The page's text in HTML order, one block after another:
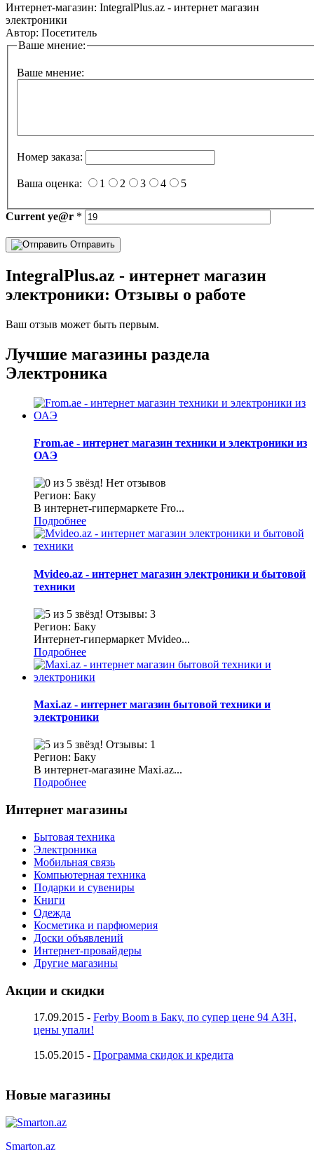
Интернет-магазин: IntegralPlus.az - интернет магазин
электроники
Автор: Посетитель
Ваше мнение:
Ваше мнение:
Номер заказа:
Ваша оценка: 1 2 3 4 5
Current ye@r *
Отправить
IntegralPlus.az - интернет магазин
электроники: Отзывы о работе
Ваш отзыв может быть первым.
Лучшие магазины раздела
Электроника
From.ae - интернет магазин техники и электроники из
ОАЭ
Нет отзывов
Регион: Баку
В интернет-гипермаркете Fro...
Подробнее
Mvideo.az - интернет магазин электроники и бытовой
техники
Отзывы: 3
Регион: Баку
Интернет-гипермаркет Mvideo...
Подробнее
Maxi.az - интернет магазин бытовой техники и
электроники
Отзывы: 1
Регион: Баку
В интернет-магазине Maxi.az...
Подробнее
Интернет магазины
Бытовая техника
Электроника
Мобильная связь
Компьютерная техника
Подарки и сувениры
Книги
Одежда
Косметика и парфюмерия
Доски объявлений
Интернет-провайдеры
Другие магазины
Акции и скидки
17.09.2015 - Ferby Boom в Баку, по супер цене 94 АЗН,
цены упали!
15.05.2015 - Программа скидок и кредита
Новые магазины
Smarton.az